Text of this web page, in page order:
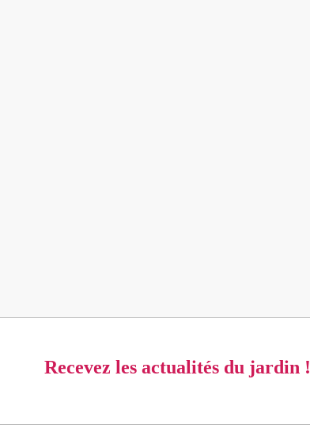
Recevez les actualités du jardin !